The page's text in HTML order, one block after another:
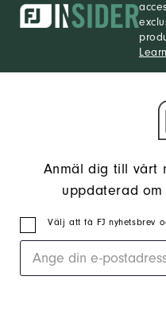
Anmäl dig till vårt
uppdaterad om
Välj att få FJ nyhetsbrev